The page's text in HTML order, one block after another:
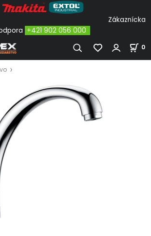
+421 902 056 000
0